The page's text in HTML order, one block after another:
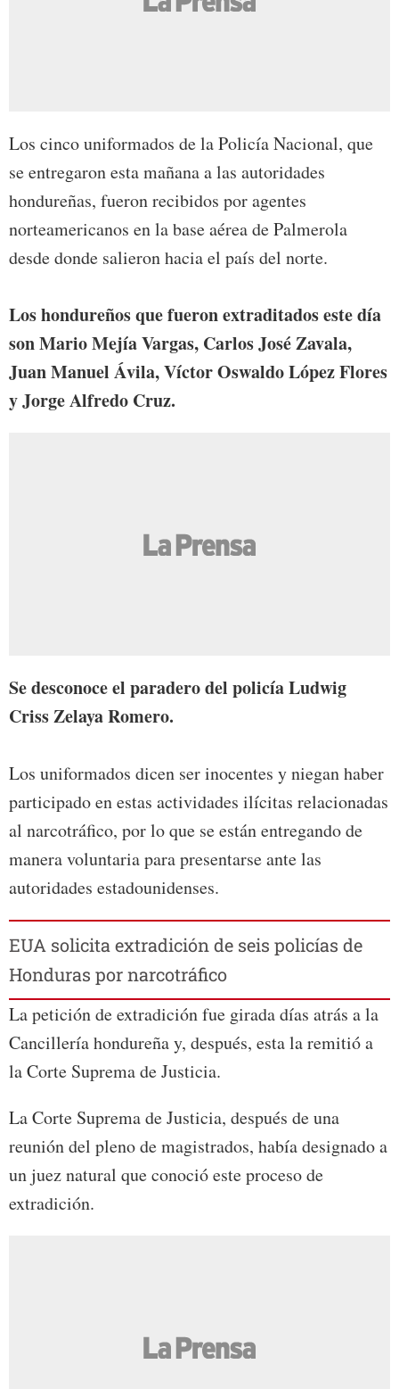
Los cinco uniformados de la Policía Nacional, que
se entregaron esta mañana a las autoridades
hondureñas, fueron recibidos por agentes
norteamericanos en la base aérea de Palmerola
desde donde salieron hacia el país del norte.
Los hondureños que fueron extraditados este día
son Mario Mejía Vargas, Carlos José Zavala,
Juan Manuel Ávila, Víctor Oswaldo López Flores
y Jorge Alfredo Cruz.
Se desconoce el paradero del policía Ludwig
Criss Zelaya Romero.
Los uniformados dicen ser inocentes y niegan haber
participado en estas actividades ilícitas relacionadas
al narcotráfico, por lo que se están entregando de
manera voluntaria para presentarse ante las
autoridades estadounidenses.
EUA solicita extradición de seis policías de
Honduras por narcotráfico
La petición de extradición fue girada días atrás a la
Cancillería hondureña y, después, esta la remitió a
la Corte Suprema de Justicia.
La Corte Suprema de Justicia, después de una
reunión del pleno de magistrados, había designado a
un juez natural que conoció este proceso de
extradición.